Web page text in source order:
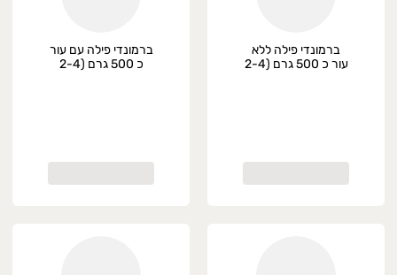
ברמונדי פילה ללא
עור כ 500 גרם (2-4
ברמונדי פילה עם עור
כ 500 גרם (2-4